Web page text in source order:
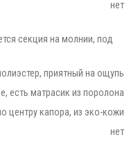
нет
секция на молнии, под
приятный на ощупь
есть матрасик из поролона
центру капора, из эко-кожи
нет